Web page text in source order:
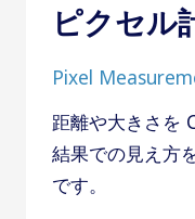
ピクセル
Pixel
距離や大きさを
結果での見え方
です。